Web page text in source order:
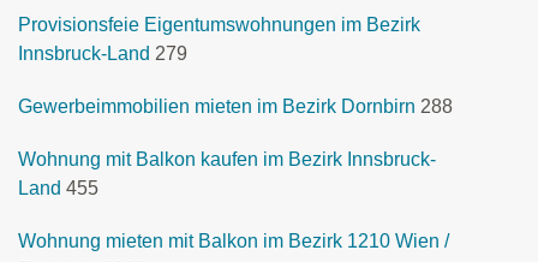
Provisionsfeie Eigentumswohnungen im Bezirk
Innsbruck-Land 279
Gewerbeimmobilien mieten im Bezirk Dornbirn 288
Wohnung mit Balkon kaufen im Bezirk Innsbruck-
Land 455
Wohnung mieten mit Balkon im Bezirk 1210 Wien /